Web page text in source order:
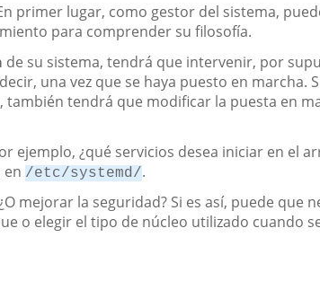
primer lugar, como gestor del sistema,
para comprender su filosofía.
de su sistema, tendrá que intervenir, por
una vez que se haya puesto en marcha.
tendrá que modificar la puesta en
ejemplo, ¿qué servicios desea iniciar en el
en /etc/systemd/.
mejorar la seguridad? Si es así, puede que
o elegir el tipo de núcleo utilizado cuando